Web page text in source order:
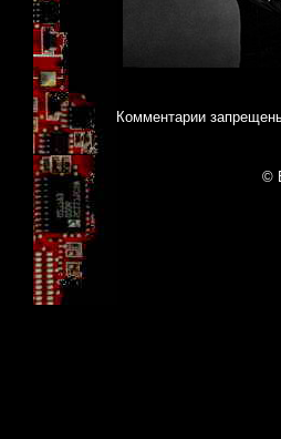
Комментарии
©